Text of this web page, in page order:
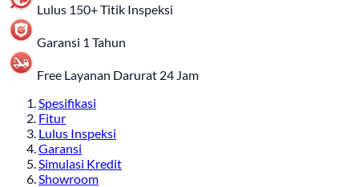
Lulus 150+ Titik Inspeksi
Garansi 1 Tahun
Free Layanan Darurat 24 Jam
Spesifikasi
Fitur
Lulus Inspeksi
Garansi
Simulasi Kredit
Showroom